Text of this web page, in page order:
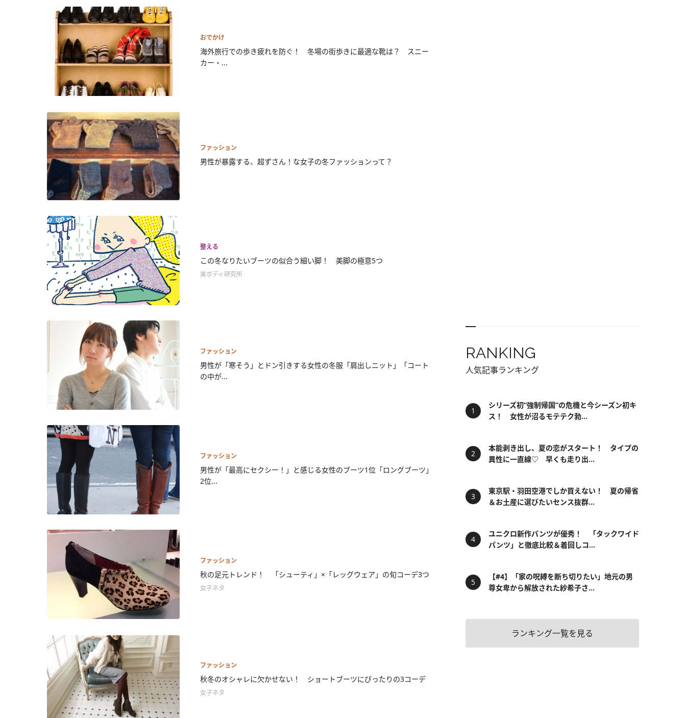
おでかけ
海外旅行での歩き疲れを防ぐ！ 冬場の街歩きに最適な靴は？ スニー
カー・...
ファッション
男性が暴露する、超ずさん！な女子の冬ファッションって？
整える
この冬なりたいブーツの似合う細い脚！ 美脚の極意5つ
美ボディ研究所
ファッション
男性が「寒そう」とドン引きする女性の冬服「肩出しニット」「コート
の中が...
ファッション
男性が「最高にセクシー！」と感じる女性のブーツ1位「ロングブーツ」
2位...
ファッション
秋の足元トレンド！ 「シューティ」×「レッグウェア」の旬コーデ3つ
女子ネタ
ファッション
秋冬のオシャレに欠かせない！ ショートブーツにぴったりの3コーデ
女子ネタ
RANKING
人気記事ランキング
シリーズ初“強制帰国”の危機と今シーズン初キ
ス！ 女性が沼るモテテク勃...
本能剥き出し、夏の恋がスタート！ タイプの
異性に一直線♡ 早くも走り出...
東京駅・羽田空港でしか買えない！ 夏の帰省
＆お土産に選びたいセンス抜群...
ユニクロ新作パンツが優秀！ 「タックワイド
パンツ」と徹底比較＆着回しコ...
【#4】「家の呪縛を断ち切りたい」地元の男
尊女卑から解放された紗希子さ...
ランキング一覧を見る